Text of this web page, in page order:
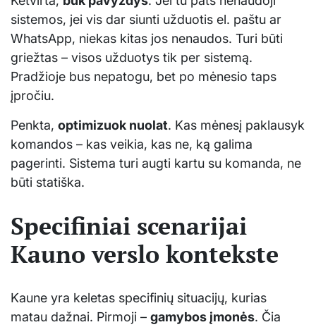
sistemos, jei vis dar siunti užduotis el. paštu ar
WhatsApp, niekas kitas jos nenaudos. Turi būti
griežtas – visos užduotys tik per sistemą.
Pradžioje bus nepatogu, bet po mėnesio taps
įpročiu.
Penkta, optimizuok nuolat. Kas mėnesį paklausyk
komandos – kas veikia, kas ne, ką galima
pagerinti. Sistema turi augti kartu su komanda, ne
būti statiška.
Specifiniai scenarijai
Kauno verslo kontekste
Kaune yra keletas specifinių situacijų, kurias
matau dažnai. Pirmoji – gamybos įmonės. Čia